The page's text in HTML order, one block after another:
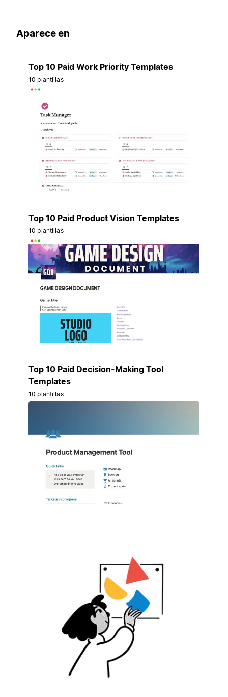
Aparece en
Top 10 Paid Work Priority Templates
10 plantillas
Top 10 Paid Product Vision Templates
10 plantillas
Top 10 Paid Decision-Making Tool
Templates
10 plantillas